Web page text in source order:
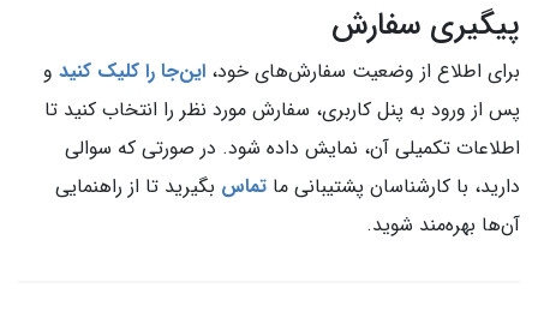
پیگیری سفارش
برای اطلاع از وضعیت سفارش‌های خود، این‌جا را کلیک کنید و
پس از ورود به پنل کاربری، سفارش مورد نظر را انتخاب کنید تا
اطلاعات تکمیلی آن، نمایش داده شود. در صورتی که سوالی
دارید، با کارشناسان پشتیبانی ما تماس بگیرید تا از راهنمایی
آن‌ها بهره‌مند شوید.